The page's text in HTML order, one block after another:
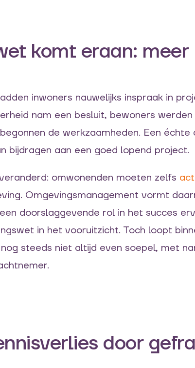
komt eraan: meer
inwoners nauwelijks inspraak in
nam een besluit, bewoners
de werkzaamheden. Een
bijdragen aan een goed lopend project.
omwonenden moeten zelfs
Omgevingsmanagement vormt
doorslaggevende rol in het succes
in het vooruitzicht. Toch loopt
steeds niet altijd even soepel, met
door